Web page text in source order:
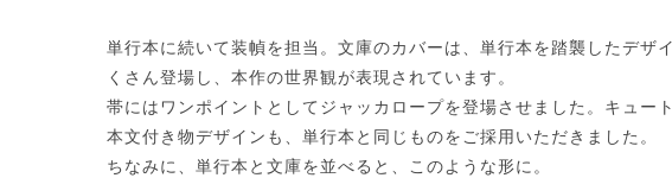
単行本に続いて装幀を担当。文庫のカバーは、単行本を踏襲したデザ
くさん登場し、本作の世界観が表現されています。
帯にはワンポイントとしてジャッカロープを登場させました。キュー
本文付き物デザインも、単行本と同じものをご採用いただきました。
ちなみに、単行本と文庫を並べると、このような形に。